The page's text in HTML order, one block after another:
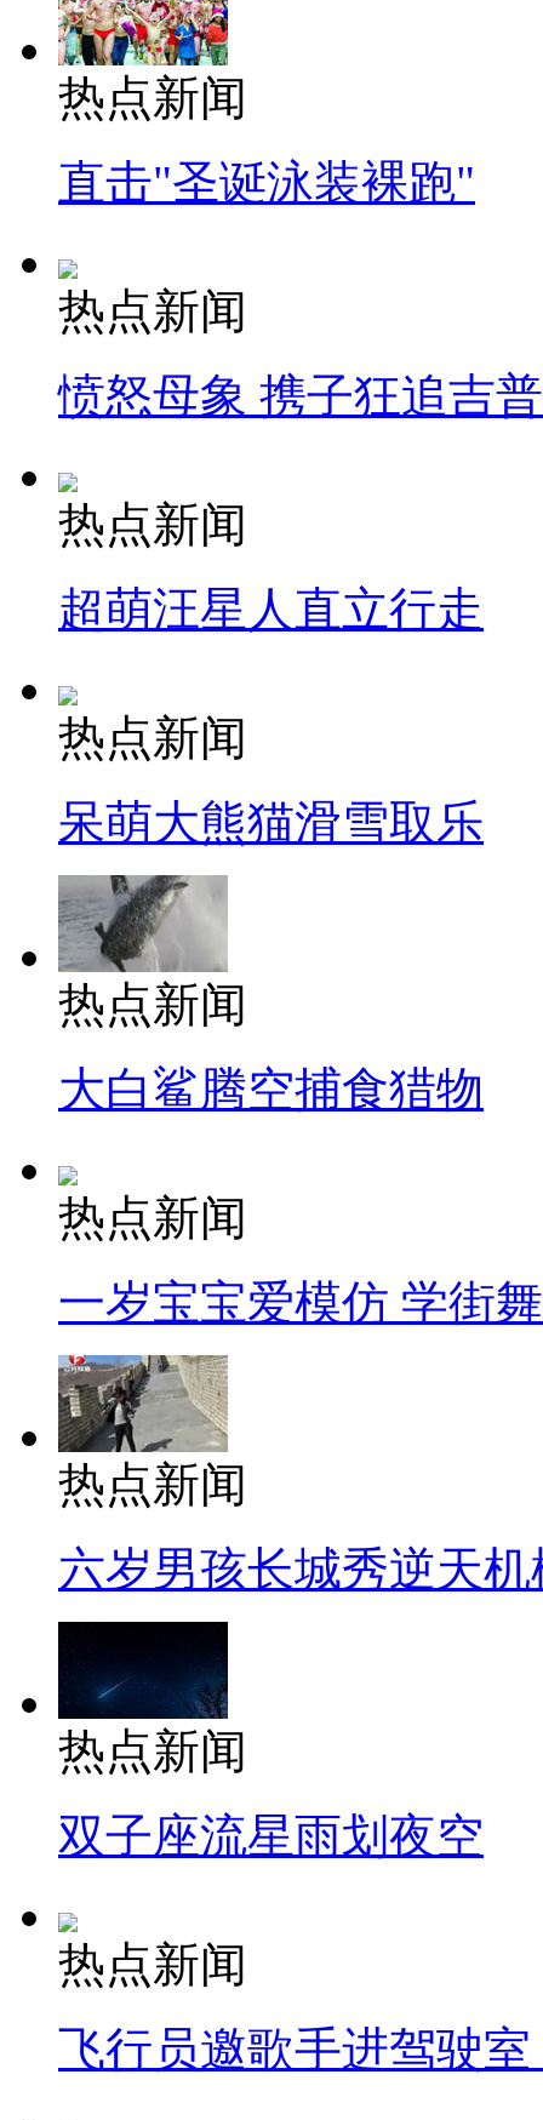
热点新闻
直击"圣诞泳装裸跑"
热点新闻
愤怒母象 携子狂追吉
热点新闻
超萌汪星人直立行走
热点新闻
呆萌大熊猫滑雪取乐
热点新闻
大白鲨腾空捕食猎物
热点新闻
一岁宝宝爱模仿 学街
热点新闻
六岁男孩长城秀逆天机
热点新闻
双子座流星雨划夜空
热点新闻
飞行员邀歌手进驾驶